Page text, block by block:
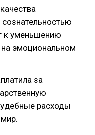
к уменьшению
эмоциональном
за
расходы
мир.